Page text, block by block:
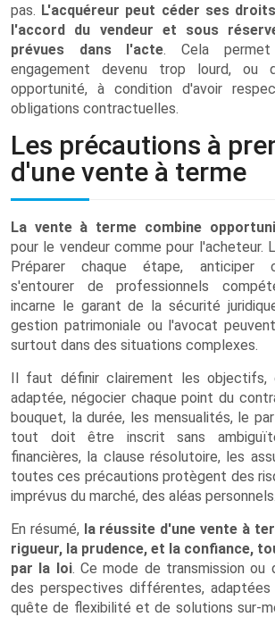
pas. L'acquéreur peut céder ses
l'accord du vendeur et sous
prévues dans l'acte. Cela
engagement devenu trop lourd, ou
opportunité, à condition d'avoir
obligations contractuelles.
Les précautions à
d'une vente à terme
La vente à terme combine
pour le vendeur comme pour l'acheteur.
Préparer chaque étape, anticiper
s'entourer de professionnels
incarne le garant de la sécurité
gestion patrimoniale ou l'avocat
surtout dans des situations complexes.
Il faut définir clairement les objectifs,
adaptée, négocier chaque point du
bouquet, la durée, les mensualités, le
tout doit être inscrit sans
financières, la clause résolutoire, les
toutes ces précautions protègent des
imprévus du marché, des aléas personnels.
En résumé, la réussite d'une vente à
rigueur, la prudence, et la confiance,
par la loi. Ce mode de transmission ou
des perspectives différentes,
quête de flexibilité et de solutions sur-